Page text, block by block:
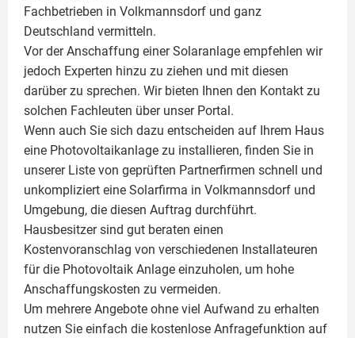
Fachbetrieben in Volkmannsdorf und ganz
Deutschland vermitteln.
Vor der Anschaffung einer Solaranlage empfehlen wir
jedoch Experten hinzu zu ziehen und mit diesen
darüber zu sprechen. Wir bieten Ihnen den Kontakt zu
solchen Fachleuten über unser Portal.
Wenn auch Sie sich dazu entscheiden auf Ihrem Haus
eine Photovoltaikanlage zu installieren, finden Sie in
unserer Liste von geprüften Partnerfirmen schnell und
unkompliziert eine Solarfirma in Volkmannsdorf und
Umgebung, die diesen Auftrag durchführt.
Hausbesitzer sind gut beraten einen
Kostenvoranschlag von verschiedenen Installateuren
für die Photovoltaik Anlage einzuholen, um hohe
Anschaffungskosten zu vermeiden.
Um mehrere Angebote ohne viel Aufwand zu erhalten
nutzen Sie einfach die kostenlose Anfragefunktion auf